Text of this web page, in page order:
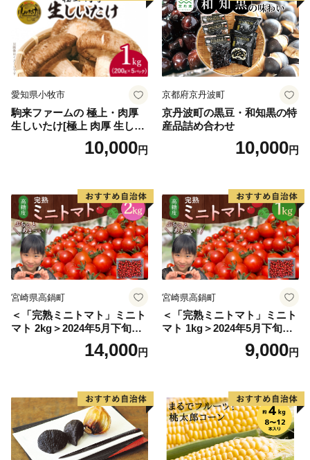
「ほこまる」。見かけたら、応援してあげてください
ね。
■□■………………………………………………………
鉾田市ふるさと納税担当
ＴＥＬ 050-1732-3090(平日9:00~17:00)
メール hokota@furusato-supports.com
※2026年3月31日までにご寄附いただいた方は、下記連
絡先へお問い合わせください。
ＴＥＬ 0291-36-7655(平日8:30～17:15)
ＦＡＸ 0291-32-2128
メール h.furusato@city.hokota.lg.jp
………………………………………………………■□■
愛知県小牧市
駒来ファームの 極上・肉厚
生しいたけ[極上 肉厚 生しい
たけ 生シイタケ 生椎茸 安心
安全 国産 採れたて 新鮮 きの
10,000円
京都府京丹波町
京丹波町の黒豆・和知黒の特
産品詰め合わせ
10,000円
宮崎県高鍋町
＜「完熟ミニトマト」ミニト
マト 2kg＞2024年5月下旬迄
に順次出荷 野菜ソムリエサ
ミット アルル・リリカ共に
県 高鍋町産 産地直送 有機肥
料使用 高糖度 西森農園
14,000円
宮崎県高鍋町
＜「完熟ミニトマト」ミニト
マト 1kg＞2024年5月下旬迄
に順次出荷 野菜ソムリエサ
ミット アルル・リリカ共に
県 高鍋町産 産地直送 有機肥
料使用 高糖度 西森農園
9,000円